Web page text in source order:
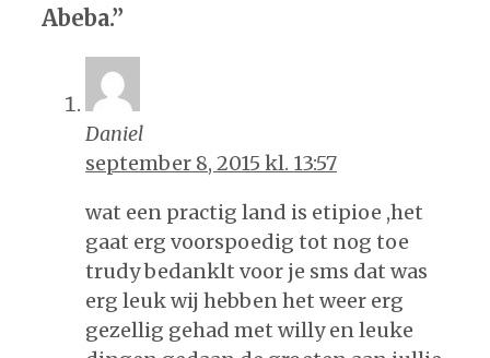
Abeba.”
Daniel
september 8, 2015 kl. 13:57
wat een practig land is etipioe ,het
gaat erg voorspoedig tot nog toe
trudy bedanklt voor je sms dat was
erg leuk wij hebben het weer erg
gezellig gehad met willy en leuke